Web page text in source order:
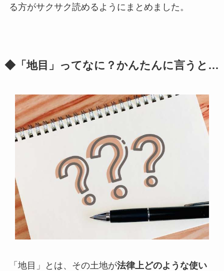
る方がサクサク読めるようにまとめました。
◆「地目」ってなに？かんたんに言うと…
「地目」とは、その土地が法律上どのような使い